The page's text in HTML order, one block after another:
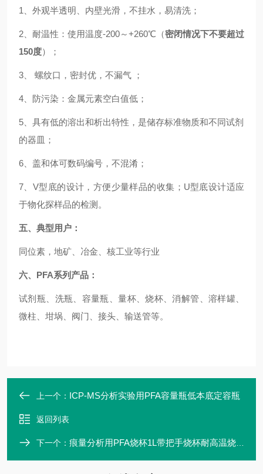
1、外观半透明、内壁光滑，不挂水，易清洗；
2、耐温性：使用温度-200～+260℃（密闭情况下不要超过
150度）；
3、 螺纹口，密封优，不漏气 ；
4 、防污染：金属元素空白值低；
5 、具有低的溶出和析出特性 ，是储存标准物质和不同试剂
的器皿 ；
6 、盖和体可数码编号，不混淆；
7
V型底的设计，方便少量样品的收集；U型底设计适应
于物化探样品的检测。
五、典型用户：
同位素，地矿、冶金、核工业等行业
六、 PFA系列产品：
试剂瓶、洗瓶、容量瓶、量杯、烧杯、消解管、溶样罐、
微柱、坩埚、阀门、接头、输送管等。
上一个： ICP-MS分析实验用PFA容量瓶低本底定容瓶
返回列表
下一个： 痕量分析用PFA烧杯1L带把手烧杯耐高温烧杯